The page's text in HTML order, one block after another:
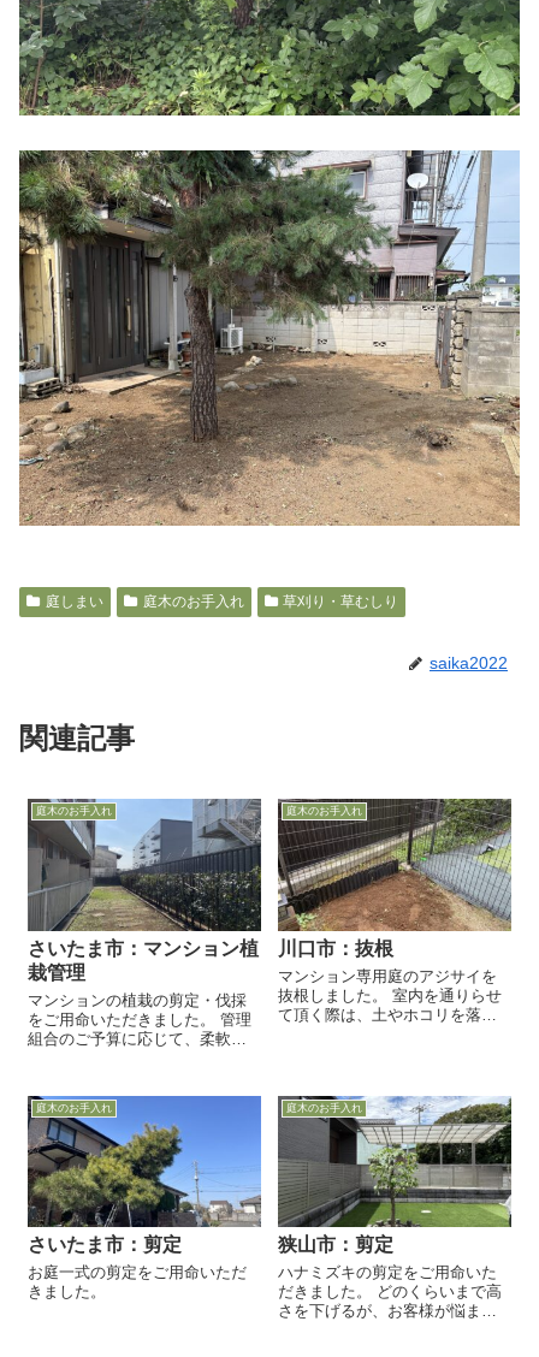
庭しまい 庭木のお手入れ 草刈り・草むしり
saika2022
関連記事
庭木のお手入れ
さいたま市：マンション植
栽管理
マンションの植栽の剪定・伐採
をご用命いただきました。 管理
組合のご予算に応じて、柔軟に
庭木のお手入れ
川口市：抜根
マンション専用庭のアジサイを
抜根しました。 室内を通りらせ
て頂く際は、土やホコリを落と
庭木のお手入れ
さいたま市：剪定
お庭一式の剪定をご用命いただ
きました。
庭木のお手入れ
狭山市：剪定
ハナミズキの剪定をご用命いた
だきました。 どのくらいまで高
さを下げるが、お客様が悩まれ